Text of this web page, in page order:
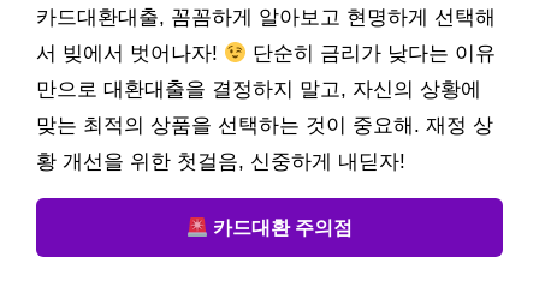
카드대환대출, 꼼꼼하게 알아보고 현명하게 선택해
서 빚에서 벗어나자!
단순히 금리가 낮다는 이유
만으로 대환대출을 결정하지 말고, 자신의 상황에
맞는 최적의 상품을 선택하는 것이 중요해. 재정 상
황 개선을 위한 첫걸음, 신중하게 내딛자!
카드대환 주의점